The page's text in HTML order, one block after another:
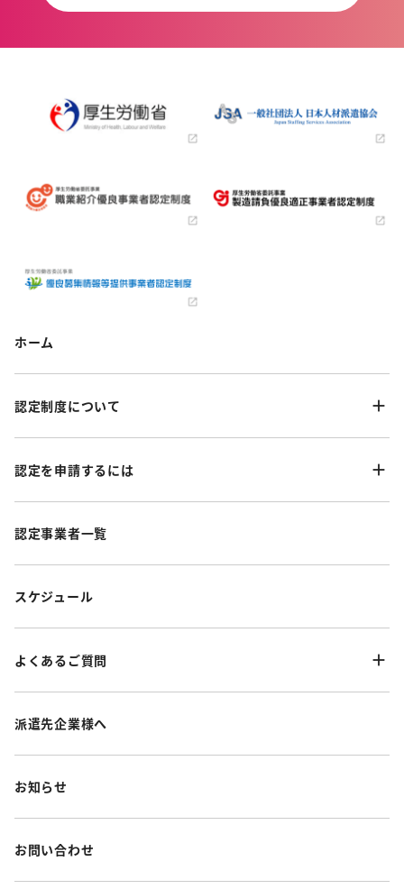
ホーム
認定制度について
認定を申請するには
認定事業者一覧
スケジュール
よくあるご質問
派遣先企業様へ
お知らせ
お問い合わせ